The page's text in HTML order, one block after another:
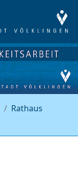
Rathaus